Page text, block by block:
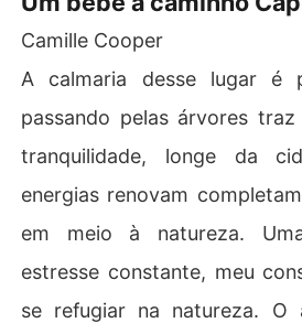
Camille Cooper
A calmaria desse lugar é
passando pelas árvores
tranquilidade, longe da
energias renovam
em meio à natureza.
estresse constante, meu
se refugiar na natureza. O